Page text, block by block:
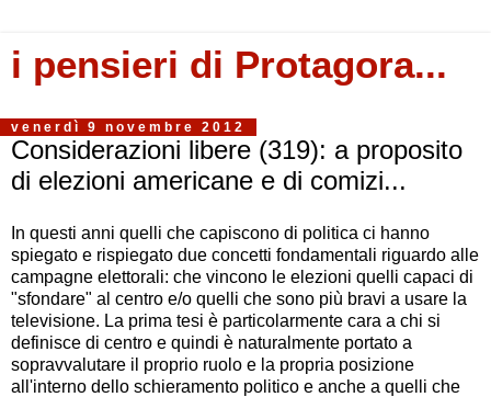
i pensieri di Protagora...
venerdì 9 novembre 2012
Considerazioni libere (319): a proposito
di elezioni americane e di comizi...
In questi anni quelli che capiscono di politica ci hanno
spiegato e rispiegato due concetti fondamentali riguardo alle
campagne elettorali: che vincono le elezioni quelli capaci di
"sfondare" al centro e/o quelli che sono più bravi a usare la
televisione. La prima tesi è particolarmente cara a chi si
definisce di centro e quindi è naturalmente portato a
sopravvalutare il proprio ruolo e la propria posizione
all'interno dello schieramento politico e anche a quelli che